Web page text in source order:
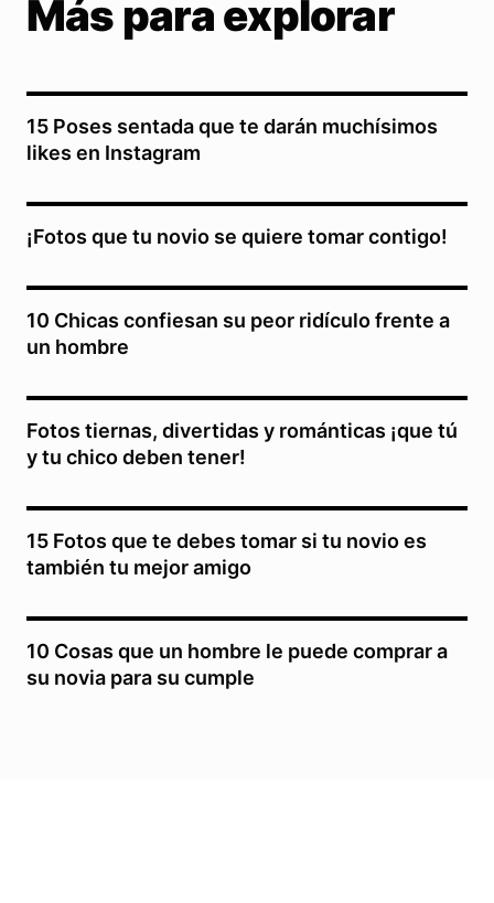
Más para explorar
15 Poses sentada que te darán muchísimos
likes en Instagram
¡Fotos que tu novio se quiere tomar contigo!
10 Chicas confiesan su peor ridículo frente a
un hombre
Fotos tiernas, divertidas y románticas ¡que tú
y tu chico deben tener!
15 Fotos que te debes tomar si tu novio es
también tu mejor amigo
10 Cosas que un hombre le puede comprar a
su novia para su cumple